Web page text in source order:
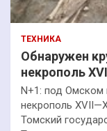
ТЕХНИКА
Обнаружен
некрополь
N+1: под Омском
некрополь
Томский